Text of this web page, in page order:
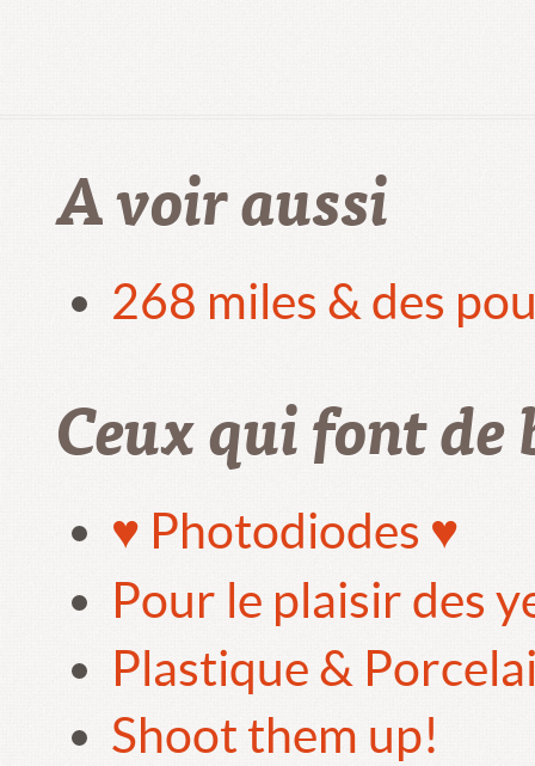
A voir aussi
268 miles & des
Ceux qui font de
♥ Photodiodes ♥
Pour le plaisir des
Plastique &
Shoot them up!